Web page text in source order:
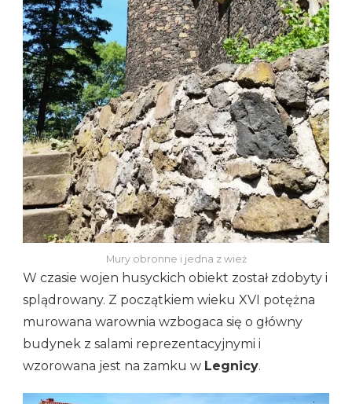
Mury obronne i jedna z wież
W czasie wojen husyckich obiekt został zdobyty i
splądrowany. Z początkiem wieku XVI potężna
murowana warownia wzbogaca się o główny
budynek z salami reprezentacyjnymi i
wzorowana jest na zamku w Legnicy.